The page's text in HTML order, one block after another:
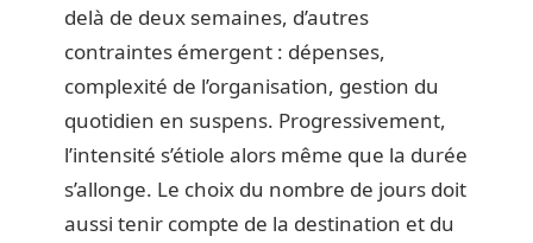
delà de deux semaines, d’autres
contraintes émergent : dépenses,
complexité de l’organisation, gestion du
quotidien en suspens. Progressivement,
l’intensité s’étiole alors même que la durée
s’allonge. Le choix du nombre de jours doit
aussi tenir compte de la destination et du